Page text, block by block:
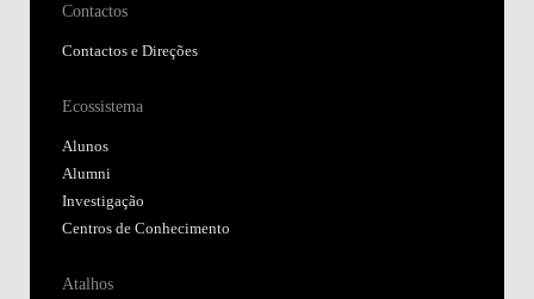
Contactos
Contactos e Direções
Ecossistema
Alunos
Alumni
Investigação
Centros de Conhecimento
Atalhos